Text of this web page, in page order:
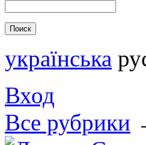
українська
Вход
Все рубрики